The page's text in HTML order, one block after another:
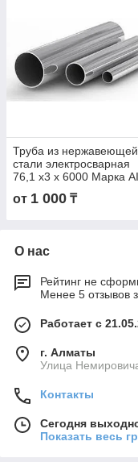
Труба из нержавеющей
стали электросварная
76,1 х3 х 6000 Марка
от 1 000 ₸
О нас
Рейтинг не
Менее 5 отзывов
Работает с
г. Алматы
Улица
Контакты
Сегодня
Показать весь